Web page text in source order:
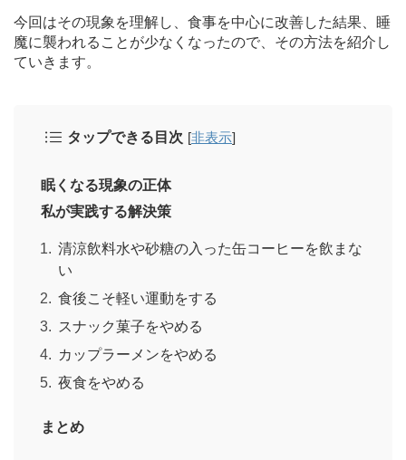
今回はその現象を理解し、食事を中心に改善した結果、睡
魔に襲われることが少なくなったので、その方法を紹介し
ていきます。
タップできる目次 [非表示]
眠くなる現象の正体
私が実践する解決策
清涼飲料水や砂糖の入った缶コーヒーを飲まな
い
食後こそ軽い運動をする
スナック菓子をやめる
カップラーメンをやめる
夜食をやめる
まとめ